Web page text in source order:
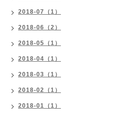
2018-07（1）
2018-06（2）
2018-05（1）
2018-04（1）
2018-03（1）
2018-02（1）
2018-01（1）